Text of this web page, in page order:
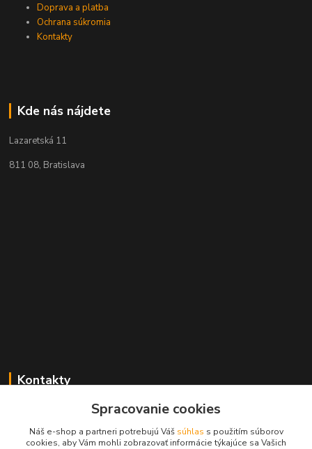
Doprava a platba
Ochrana súkromia
Kontakty
Kde nás nájdete
Lazaretská 11
811 08, Bratislava
Kontakty
+421 2 529 67 411
(Po - Pia: 10:00 - 17:30)
Spracovanie cookies
Náš e-shop a partneri potrebujú Váš súhlas s použitím súborov
cookies, aby Vám mohli zobrazovať informácie týkajúce sa Vašich